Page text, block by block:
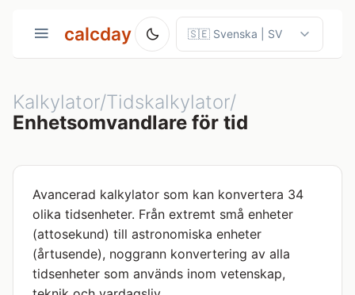
calcday
Kalkylator/Tidskalkylator/
Enhetsomvandlare för tid
Avancerad kalkylator som kan konvertera 34
olika tidsenheter. Från extremt små enheter
(attosekund) till astronomiska enheter
(årtusende), noggrann konvertering av alla
tidsenheter som används inom vetenskap,